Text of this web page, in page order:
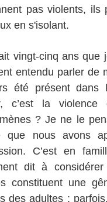
pas violents, ils
en s'isolant.
vingt-cinq ans que
entendu parler de
été présent dans
c’est la
? Je ne le
que nous avons
C’est en
dit à
constituent une
des adultes :